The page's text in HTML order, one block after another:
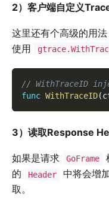
2）客户端自定义
这里还有个高级的用
使用
// WithTraceID
func WithTraceID(
3）读取Response
如果是请求 GoFrame
的
Header 中将会增
取。